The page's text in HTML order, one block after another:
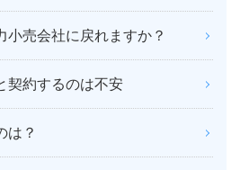
小売会社に戻れますか？
契約するのは不安
は？